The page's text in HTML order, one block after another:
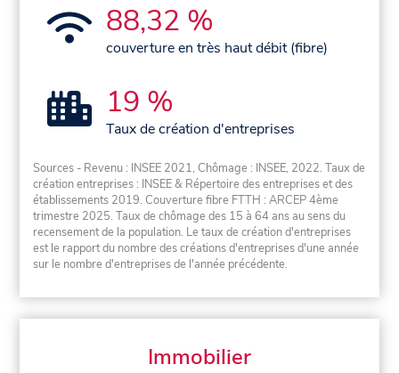
88,32 %
couverture en très haut débit (fibre)
19 %
Taux de création d'entreprises
Sources - Revenu : INSEE 2021, Chômage : INSEE, 2022. Taux de
création entreprises : INSEE & Répertoire des entreprises et des
établissements 2019. Couverture fibre FTTH : ARCEP 4ème
trimestre 2025. Taux de chômage des 15 à 64 ans au sens du
recensement de la population. Le taux de création d'entreprises
est le rapport du nombre des créations d'entreprises d'une année
sur le nombre d'entreprises de l'année précédente.
Immobilier